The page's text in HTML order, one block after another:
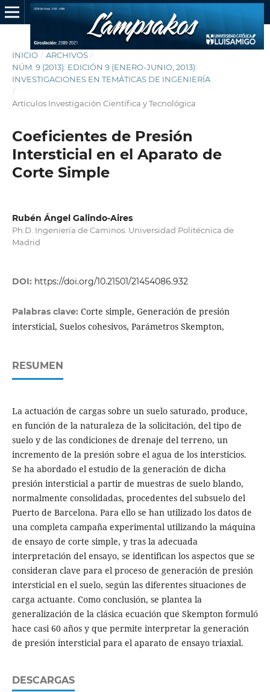
INICIO / ARCHIVOS /
NÚM. 9 (2013): EDICIÓN 9 (ENERO-JUNIO, 2013):
INVESTIGACIONES EN TEMÁTICAS DE INGENIERÍA
/
Artículos Investigación Científica y Tecnológica
Coeficientes de Presión
Intersticial en el Aparato de
Corte Simple
Rubén Ángel Galindo-Aires
Ph.D. Ingeniería de Caminos. Universidad Politécnica de
Madrid
DOI: https://doi.org/10.21501/21454086.932
Palabras clave: Corte simple, Generación de presión
intersticial, Suelos cohesivos, Parámetros Skempton,
RESUMEN
La actuación de cargas sobre un suelo saturado, produce,
en función de la naturaleza de la solicitación, del tipo de
suelo y de las condiciones de drenaje del terreno, un
incremento de la presión sobre el agua de los intersticios.
Se ha abordado el estudio de la generación de dicha
presión intersticial a partir de muestras de suelo blando,
normalmente consolidadas, procedentes del subsuelo del
Puerto de Barcelona. Para ello se han utilizado los datos de
una completa campaña experimental utilizando la máquina
de ensayo de corte simple, y tras la adecuada
interpretación del ensayo, se identifican los aspectos que se
consideran clave para el proceso de generación de presión
intersticial en el suelo, según las diferentes situaciones de
carga actuante. Como conclusión, se plantea la
generalización de la clásica ecuación que Skempton formuló
hace casi 60 años y que permite interpretar la generación
de presión intersticial para el aparato de ensayo triaxial.
DESCARGAS